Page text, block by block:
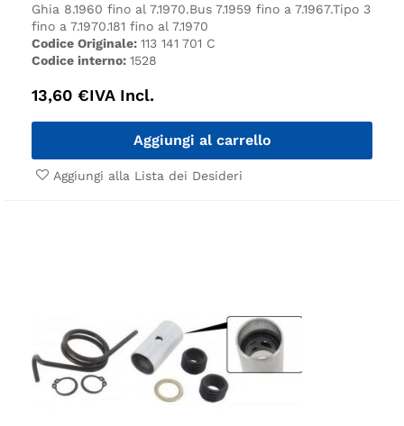
Ghia 8.1960 fino al 7.1970.Bus 7.1959 fino a 7.1967.Tipo 3
fino a 7.1970.181 fino al 7.1970
Codice Originale: 113 141 701 C
Codice interno: 1528
13,60 €IVA Incl.
Aggiungi al carrello
Aggiungi alla Lista dei Desideri